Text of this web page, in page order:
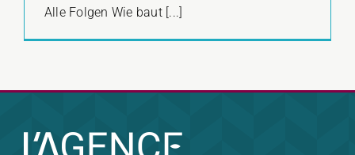
Alle Folgen Wie baut [...]